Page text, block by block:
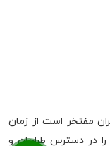
ایران مفتخر است از زمان
در دسترس طراحان و